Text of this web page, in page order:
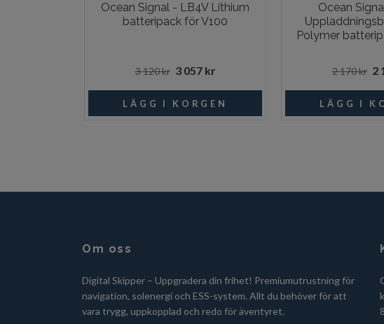
Ocean Signal - LB4V Lithium
batteripack för V100
3 120 kr 3 057 kr
Ocean
Polymer
2 170 kr 2
Om oss
Digital Skipper – Uppgradera din frihet! Premiumutrustning för
navigation, solenergi och ESS-system. Allt du behöver för att
vara trygg, uppkopplad och redo för äventyret.